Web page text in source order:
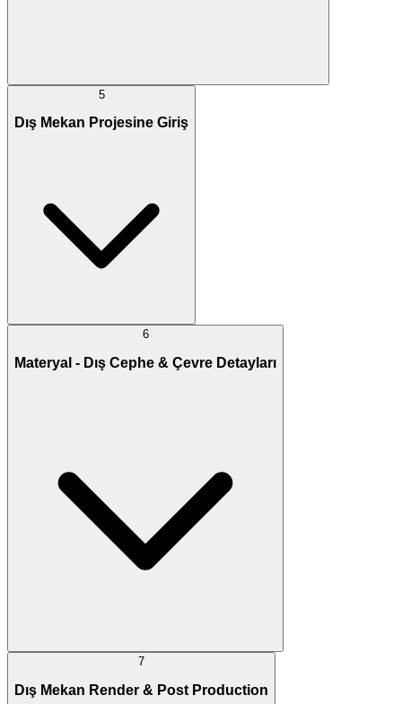
5
Dış Mekan Projesine Giriş
6
Materyal - Dış Cephe & Çevre Detayları
7
Dış Mekan Render & Post Production